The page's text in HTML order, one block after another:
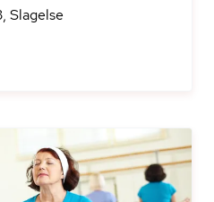
Slagelse